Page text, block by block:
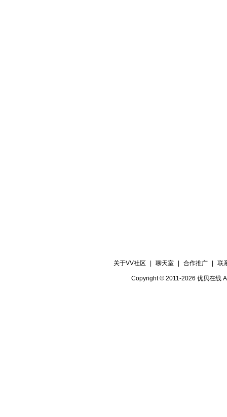
关于VV社区 聊天室 合作推广 联
Copyright © 2011-2026 优贝在线